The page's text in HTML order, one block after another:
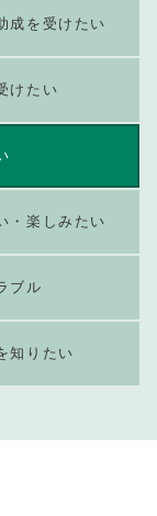
成を受けたい
けたい
・楽しみたい
ブル
知りたい